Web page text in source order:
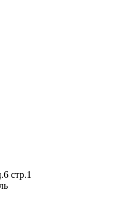
стр.1